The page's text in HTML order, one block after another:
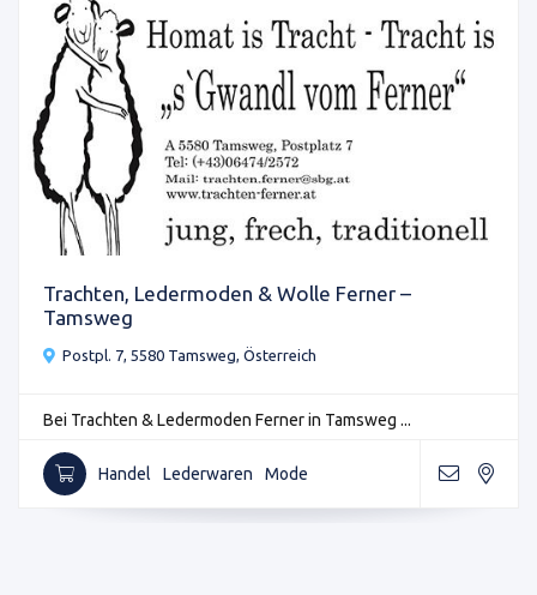
Trachten, Ledermoden & Wolle Ferner –
Tamsweg
Postpl. 7, 5580 Tamsweg, Österreich
Bei Trachten & Ledermoden Ferner in Tamsweg ...
Handel Lederwaren Mode